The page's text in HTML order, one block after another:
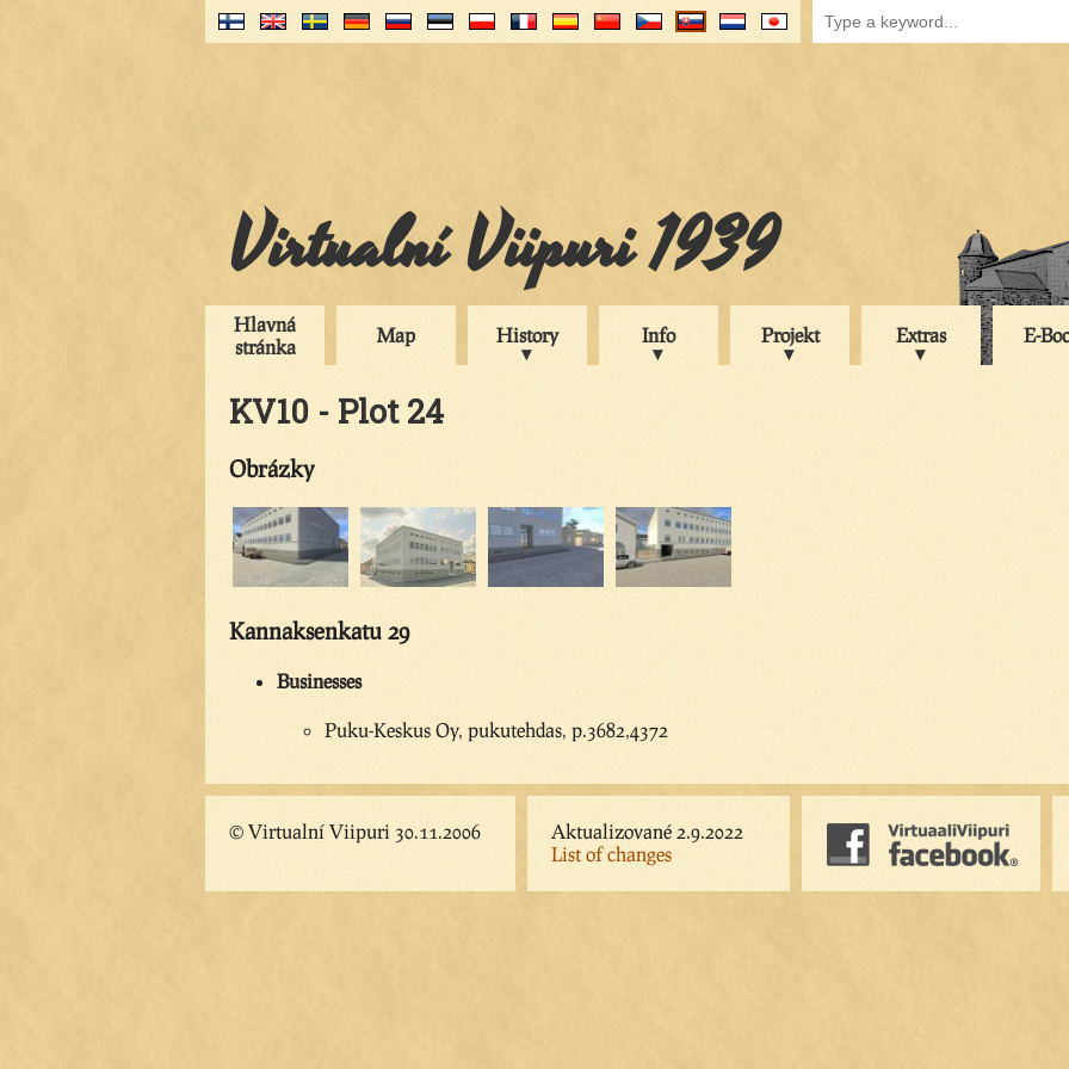
Virtualní Viipuri 1939
Hlavná
stránka
Map History Info Projekt Extras E-
KV10 - Plot 24
Obrázky
Kannaksenkatu 29
Businesses
Puku-Keskus Oy, pukutehdas, p.3682,4372
© Virtualní Viipuri 30.11.2006
Aktualizované 2.9.2022
List of changes